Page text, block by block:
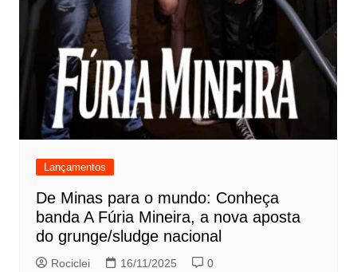
Lançamentos
De Minas para o mundo: Conheça
banda A Fúria Mineira, a nova aposta
do grunge/sludge nacional
Rociclei 16/11/2025 0